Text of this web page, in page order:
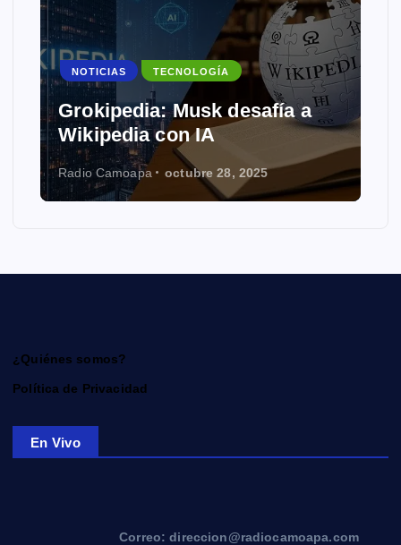
NOTICIAS TECNOLOGÍA
Grokipedia: Musk desafía a
Wikipedia con IA
Radio Camoapa octubre 28, 2025
¿Quiénes somos?
Política de Privacidad
En Vivo
Correo: direccion@radiocamoapa.com